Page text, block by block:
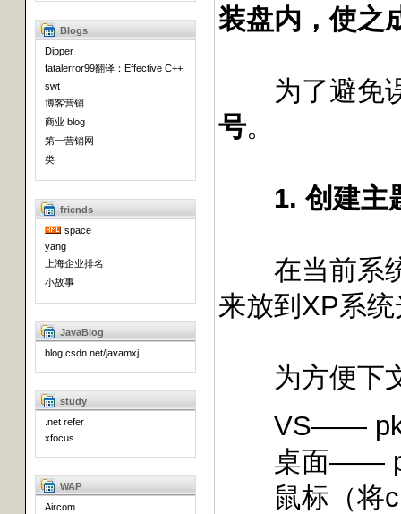
Blogs
Dipper
fatalerror99翻译：Effective C++
swt
博客营销
商业 blog
第一营销网
类
friends
space
yang
上海企业排名
小故事
JavaBlog
blog.csdn.net/javamxj
study
.net refer
xfocus
WAP
Aircom
装盘内，使之
为了避免误
号。
1. 创建主题
在当前系统
来放到XP系
为方便下文
VS——
桌面——
鼠标（将